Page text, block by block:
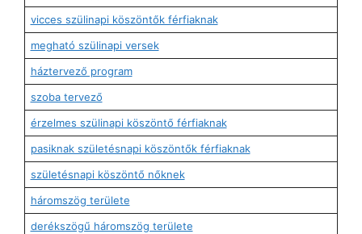
vicces szülinapi köszöntők férfiaknak
megható szülinapi versek
háztervező program
szoba tervező
érzelmes szülinapi köszöntő férfiaknak
pasiknak születésnapi köszöntők férfiaknak
születésnapi köszöntő nőknek
háromszög területe
derékszögű háromszög területe